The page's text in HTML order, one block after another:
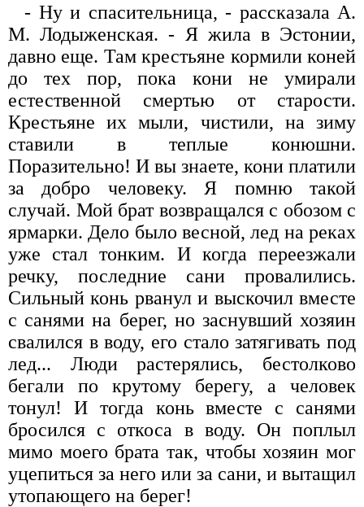
- Ну и спасительница, - рассказала А.
М. Лодыженская. - Я жила в Эстонии,
давно еще. Там крестьяне кормили коней
до тех пор, пока кони не умирали
естественной смертью от старости.
Крестьяне их мыли, чистили, на зиму
ставили в теплые конюшни.
Поразительно! И вы знаете, кони платили
за добро человеку. Я помню такой
случай. Мой брат возвращался с обозом с
ярмарки. Дело было весной, лед на реках
уже стал тонким. И когда переезжали
речку, последние сани провалились.
Сильный конь рванул и выскочил вместе
с санями на берег, но заснувший хозяин
свалился в воду, его стало затягивать под
лед... Люди растерялись, бестолково
бегали по крутому берегу, а человек
тонул! И тогда конь вместе с санями
бросился с откоса в воду. Он поплыл
мимо моего брата так, чтобы хозяин мог
уцепиться за него или за сани, и вытащил
утопающего на берег!